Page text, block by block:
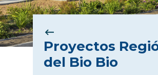
Proyectos
del Bio Bio